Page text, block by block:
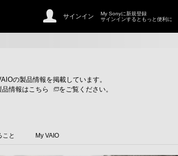
サインイン
My Sonyに新規登録
サインインするともっと便利に
の製品情報を掲載しています。
品情報はこちら をご覧ください。
こと My VAIO